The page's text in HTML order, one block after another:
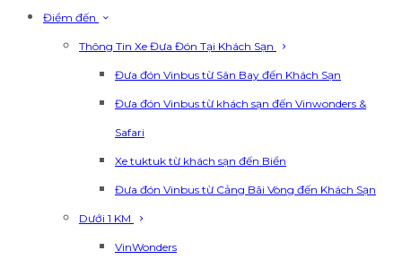
Điểm đến
Thông Tin Xe Đưa Đón Tại Khách Sạn
Đưa đón Vinbus từ Sân Bay đến Khách Sạn
Đưa đón Vinbus từ khách sạn đến Vinwonders &
Safari
Xe tuktuk từ khách sạn đến Biển
Đưa đón Vinbus từ Cảng Bãi Vòng đến Khách Sạn
Dưới 1 KM
VinWonders